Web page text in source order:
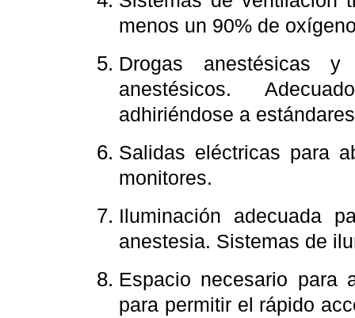
menos un 90% de
Drogas anestésicas
anestésicos.
adhiriéndose a
Salidas eléctricas para
monitores.
Iluminación adecuada
anestesia. Sistemas de
Espacio necesario para
para permitir el rápido